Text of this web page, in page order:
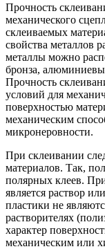
Прочность
механического
склеиваемых
свойства металлов
металлы можно
бронза,
Прочность
условий для
поверхностью
механическим
микронеровности.
При склеивании
материалов. Так,
полярных клеев.
является раствор
пластики не
растворителях
характер
механическим или